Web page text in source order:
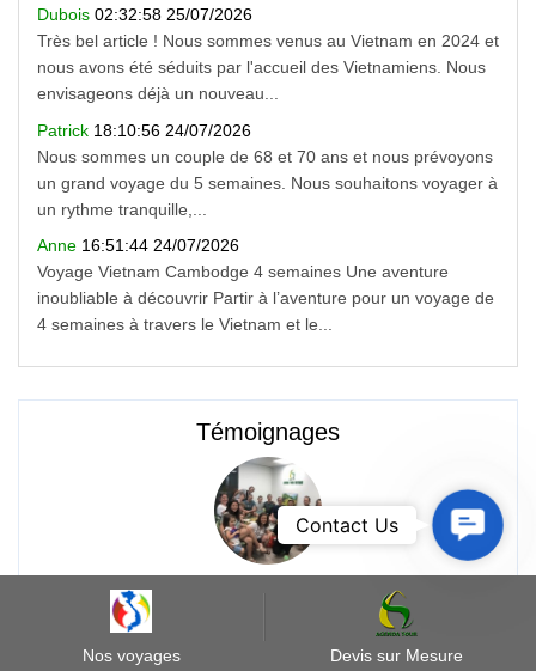
Dubois 02:32:58 25/07/2026
Très bel article ! Nous sommes venus au Vietnam en 2024 et
nous avons été séduits par l'accueil des Vietnamiens. Nous
envisageons déjà un nouveau...
Patrick 18:10:56 24/07/2026
Nous sommes un couple de 68 et 70 ans et nous prévoyons
un grand voyage du 5 semaines. Nous souhaitons voyager à
un rythme tranquille,...
Anne 16:51:44 24/07/2026
Voyage Vietnam Cambodge 4 semaines Une aventure
inoubliable à découvrir Partir à l’aventure pour un voyage de
4 semaines à travers le Vietnam et le...
Témoignages
Voyage au Vietnam de la famille de M Philippe
GROGNET
Chers Yen, Cuong, et toute l'équipe d'Agenda Tour
Nos voyages Devis sur Mesure
Contact
Contact Us